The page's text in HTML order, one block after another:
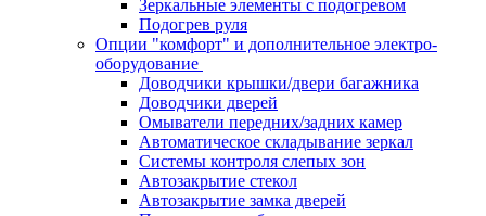
Зеркальные элементы с подогревом
Подогрев руля
Опции "комфорт" и дополнительное электро-
оборудование
Доводчики крышки/двери багажника
Доводчики дверей
Омыватели передних/задних камер
Автоматическое складывание зеркал
Системы контроля слепых зон
Автозакрытие стекол
Автозакрытие замка дверей